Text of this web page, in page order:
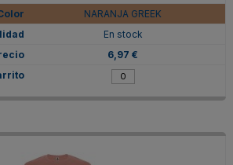
NARANJA GREEK
En stock
6,97 €